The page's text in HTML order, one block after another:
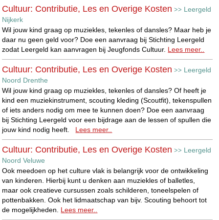
Cultuur: Contributie, Les en Overige Kosten >> Leergeld
Nijkerk
Wil jouw kind graag op muziekles, tekenles of dansles? Maar heb je
daar nu geen geld voor? Doe een aanvraag bij Stichting Leergeld
zodat Leergeld kan aanvragen bij Jeugfonds Cultuur. Lees meer..
Cultuur: Contributie, Les en Overige Kosten >> Leergeld
Noord Drenthe
Wil jouw kind graag op muziekles, tekenles of dansles? Of heeft je
kind een muziekinstrument, scouting kleding (Scoutfit), tekenspullen
of iets anders nodig om mee te kunnen doen? Doe een aanvraag
bij Stichting Leergeld voor een bijdrage aan de lessen of spullen die
jouw kind nodig heeft. Lees meer..
Cultuur: Contributie, Les en Overige Kosten >> Leergeld
Noord Veluwe
Ook meedoen op het culture vlak is belangrijk voor de ontwikkeling
van kinderen. Hierbij kunt u denken aan muziekles of balletles,
maar ook creatieve cursussen zoals schilderen, toneelspelen of
pottenbakken. Ook het lidmaatschap van bijv. Scouting behoort tot
de mogelijkheden. Lees meer..